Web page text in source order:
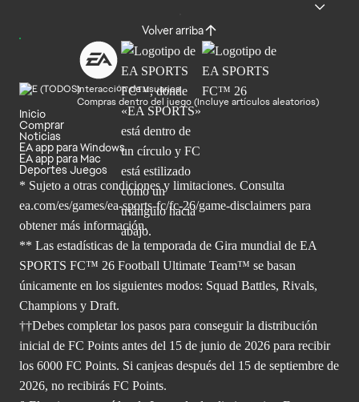
Volver arriba
Interacción de usuarios
Compras dentro del juego (Incluye artículos aleatorios)
Inicio
Comprar
Noticias
EA app para Windows
EA app para Mac
Deportes Juegos
* Sujeto a otras condiciones y limitaciones. Consulta
ea.com/es/games/ea-sports-fc/fc-26/game-disclaimers para
obtenermás información.
** Las estadísticas de la temporada de Gira mundial de EA
SPORTS FC™ 26 Football Ultimate Team™ se basan
únicamente en los siguientes modos: Squad Battles, Rivals,
Champions y Draft.
††Debes completar los pasos para conseguir la distribución
inicial de FC Points antes del 15 de junio de 2026 para recibir
los 6000 FC Points. Si canjeas después del 15 de septiembre de
2026, no recibirás FC Points.